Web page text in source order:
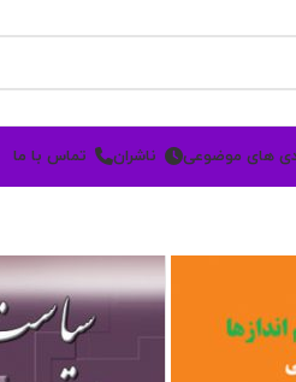
های موضوعی ناشران تماس با ما